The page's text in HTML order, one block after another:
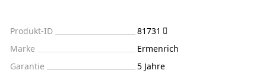
Produkt-ID
81731
Marke
Ermenrich
Garantie
5 Jahre